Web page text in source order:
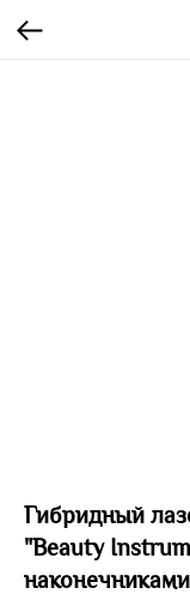
Гибридный
"Beauty